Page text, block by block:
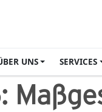
UNS SERVICES